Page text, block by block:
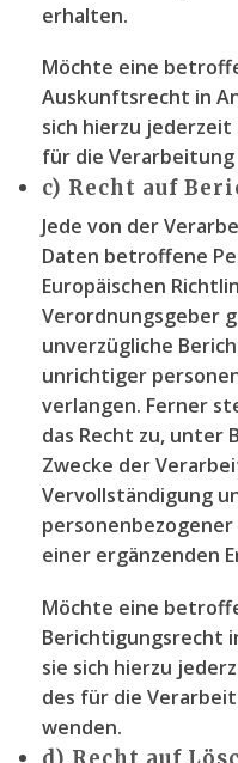
erhalten.
Möchte eine
Auskunftsrecht in
sich hierzu
für die
c) Recht auf
Jede von der
Daten betroffene
Europäischen
Verordnungsgeber
unverzügliche
unrichtiger
verlangen. Ferner
das Recht zu, unter
Zwecke der
Vervollständigung
einer ergänzenden
Möchte eine
Berichtigungsrecht
sie sich hierzu
des für die
wenden.